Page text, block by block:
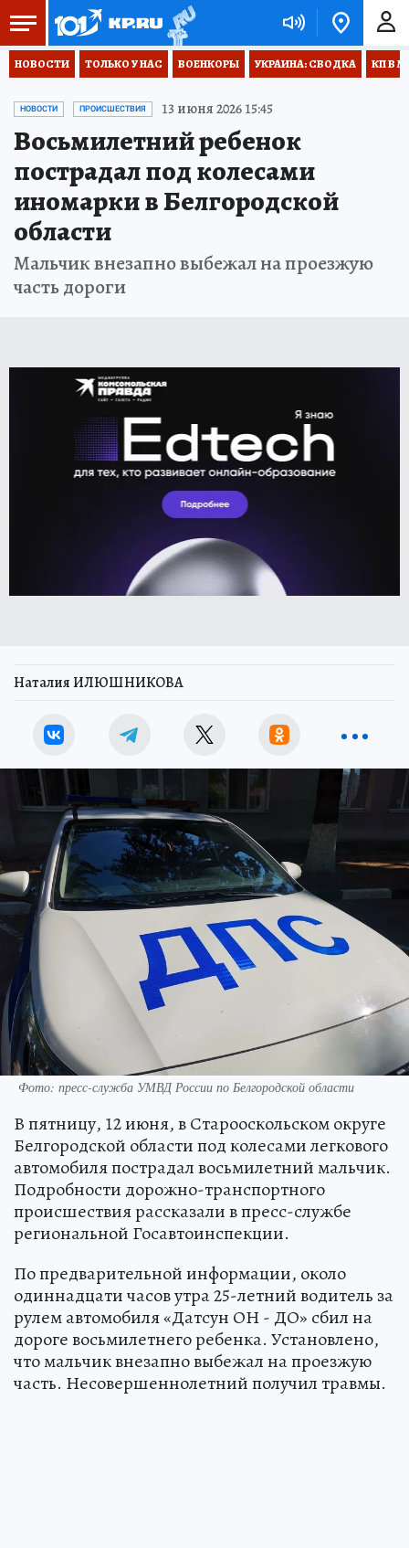
НОВОСТИ ТОЛЬКО У НАС ВОЕНКОРЫ УКРАИНА: СВОДКА КП В
НОВОСТИ ПРОИСШЕСТВИЯ 13 июня 2026 15:45
Восьмилетний ребенок
пострадал под колесами
иномарки в Белгородской
области
Мальчик внезапно выбежал на проезжую
часть дороги
Наталия ИЛЮШНИКОВА
Фото: пресс-служба УМВД России по Белгородской области
В пятницу, 12 июня, в Старооскольском округе
Белгородской области под колесами легкового
автомобиля пострадал восьмилетний мальчик.
Подробности дорожно-транспортного
происшествия рассказали в пресс-службе
региональной Госавтоинспекции.
По предварительной информации, около
одиннадцати часов утра 25-летний водитель за
рулем автомобиля «Датсун ОН - ДО» сбил на
дороге восьмилетнего ребенка. Установлено,
что мальчик внезапно выбежал на проезжую
часть. Несовершеннолетний получил травмы.